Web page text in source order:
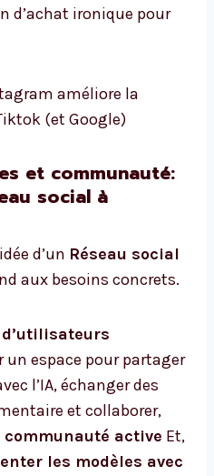
d’achat ironique pour
améliore la
(et Google)
et communauté:
social à
d’un Réseau social
aux besoins concrets.
d’utilisateurs
espace pour partager
l’IA, échanger des
et collaborer,
communauté active Et,
les modèles avec